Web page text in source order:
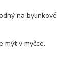
na bylinkové
mýt v myčce.